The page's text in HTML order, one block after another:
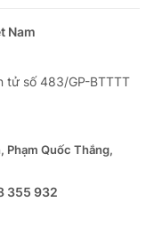
Nam
tử số 483/GP-BTTTT
Phạm Quốc Thắng,
355 932